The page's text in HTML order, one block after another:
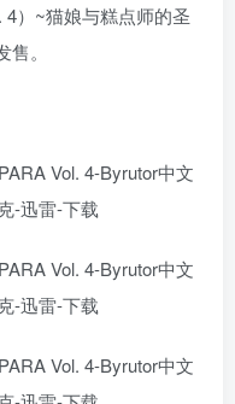
4）~猫娘与糕点师的圣
。